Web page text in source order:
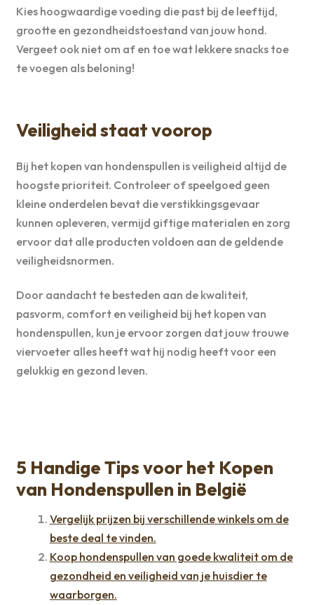
Kies hoogwaardige voeding die past bij de leeftijd,
grootte en gezondheidstoestand van jouw hond.
Vergeet ook niet om af en toe wat lekkere snacks toe
te voegen als beloning!
Veiligheid staat voorop
Bij het kopen van hondenspullen is veiligheid altijd de
hoogste prioriteit. Controleer of speelgoed geen
kleine onderdelen bevat die verstikkingsgevaar
kunnen opleveren, vermijd giftige materialen en zorg
ervoor dat alle producten voldoen aan de geldende
veiligheidsnormen.
Door aandacht te besteden aan de kwaliteit,
pasvorm, comfort en veiligheid bij het kopen van
hondenspullen, kun je ervoor zorgen dat jouw trouwe
viervoeter alles heeft wat hij nodig heeft voor een
gelukkig en gezond leven.
5 Handige Tips voor het Kopen
van Hondenspullen in België
Vergelijk prijzen bij verschillende winkels om de
beste deal te vinden.
Koop hondenspullen van goede kwaliteit om de
gezondheid en veiligheid van je huisdier te
waarborgen.